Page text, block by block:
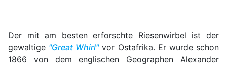
Der mit am besten erforschte Riesenwirbel ist der
gewaltige "Great Whirl"vor Ostafrika. Er wurde schon
1866 von dem englischen Geographen Alexander